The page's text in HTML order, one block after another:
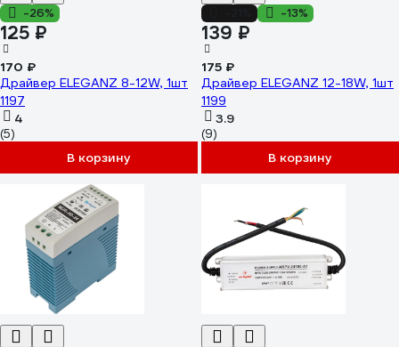
-26%
125 ₽
170 ₽
Драйвер ELEGANZ 8-12W, 1шт
1197
4
(5)
В корзину
-13%
139 ₽
175 ₽
Драйвер ELEGANZ 12-18W, 1шт
1199
3.9
(9)
В корзину